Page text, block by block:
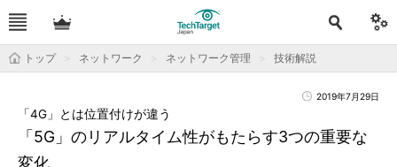
トップ ネットワーク ネットワーク管理 技術解説
2019年7月29日
「5G」のリアルタイム性がもたらす3つの重要な
変化
「4G」とは位置付けが違う